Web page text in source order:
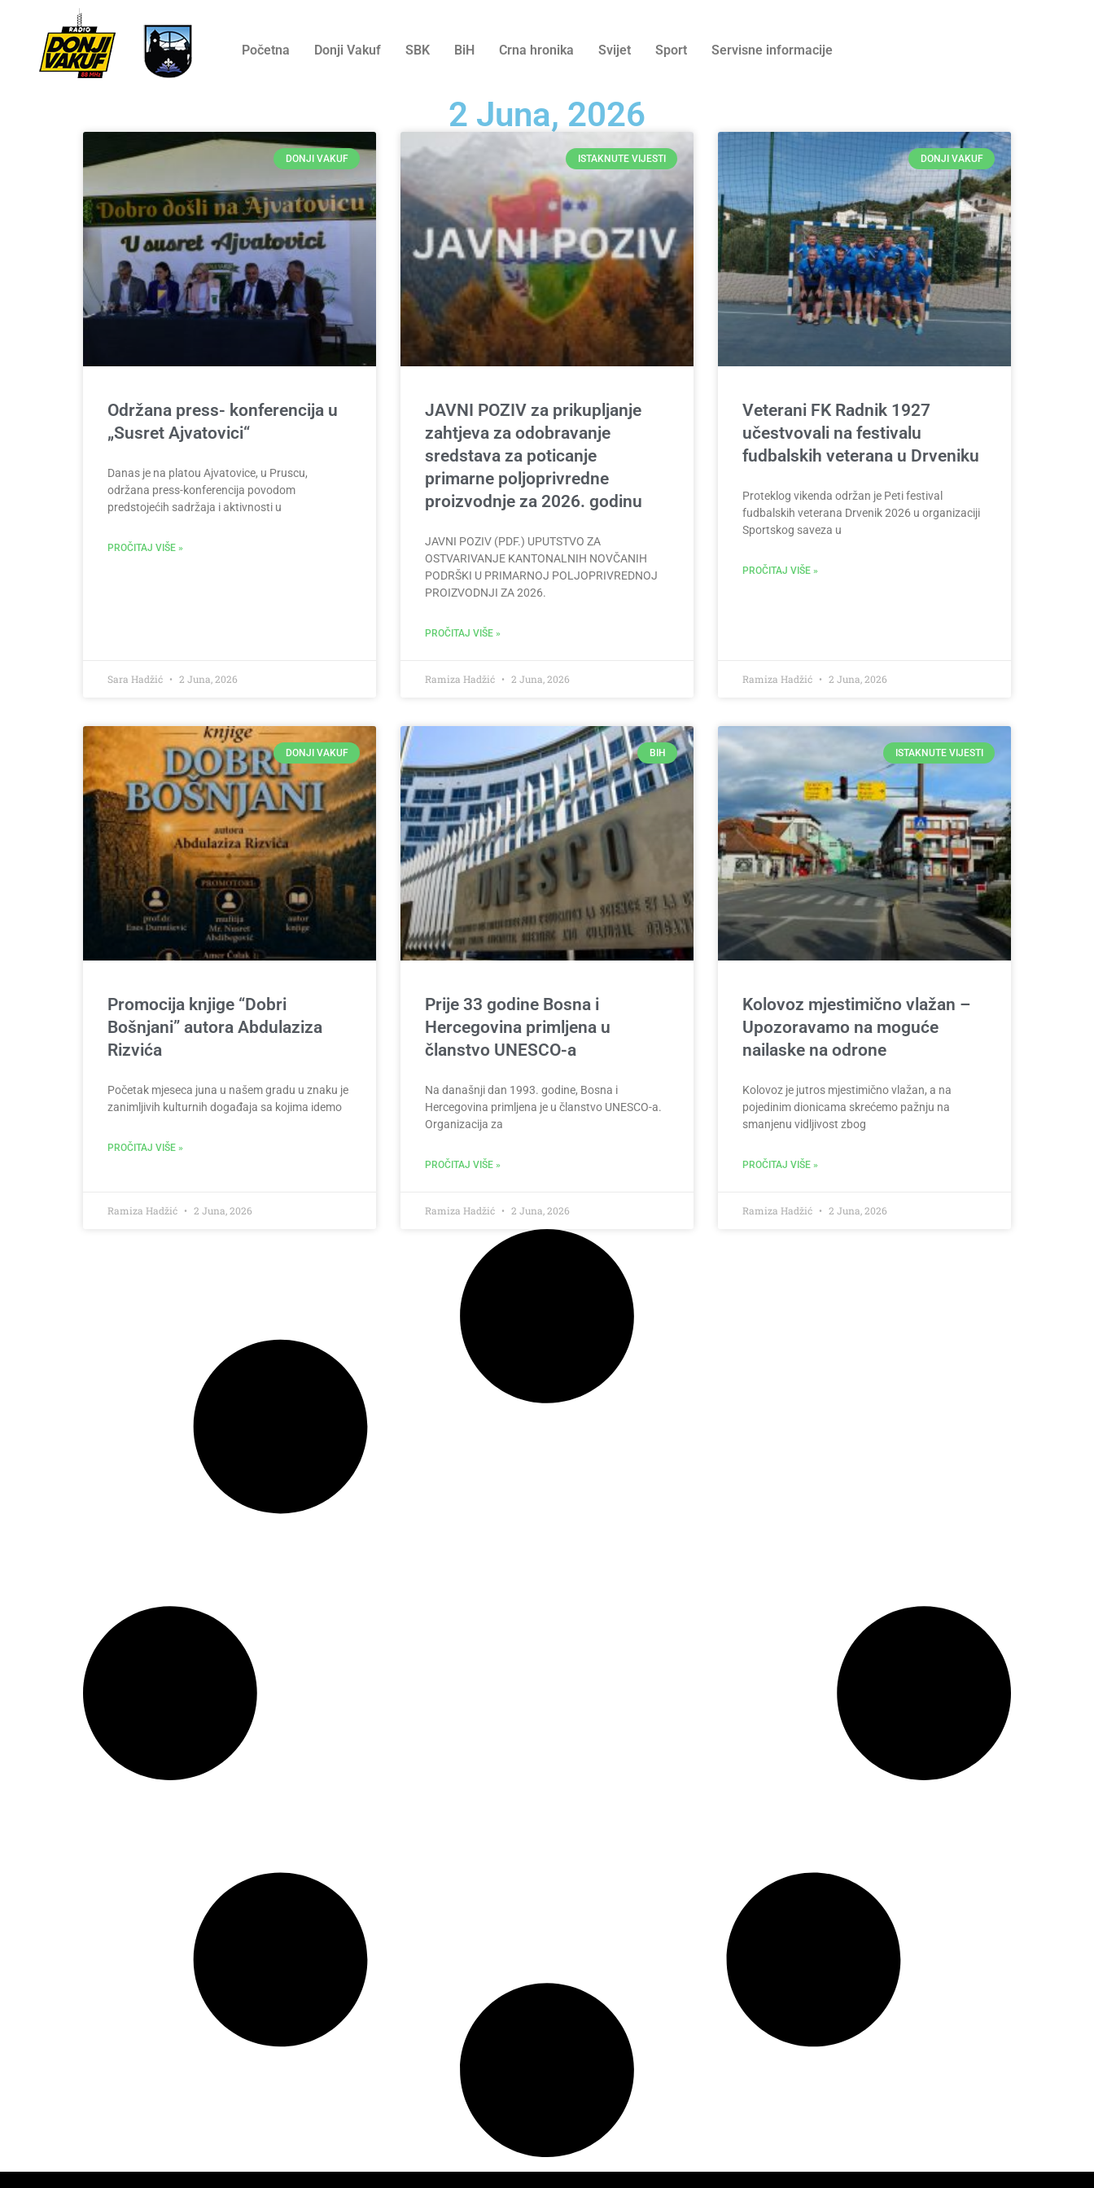
Početna Donji Vakuf SBK BiH Crna hronika Svijet Sport Servisne informacije
2 Juna, 2026
DONJI VAKUF
Održana press- konferencija u
„Susret Ajvatovici“
Danas je na platou Ajvatovice, u Pruscu,
održana press-konferencija povodom
predstojećih sadržaja i aktivnosti u
PROČITAJ VIŠE »
Sara Hadžić 2 Juna, 2026
ISTAKNUTE VIJESTI
JAVNI POZIV za prikupljanje
zahtjeva za odobravanje
sredstava za poticanje
primarne poljoprivredne
proizvodnje za 2026. godinu
JAVNI POZIV (PDF.) UPUTSTVO ZA
OSTVARIVANJE KANTONALNIH NOVČANIH
PODRŠKI U PRIMARNOJ POLJOPRIVREDNOJ
PROIZVODNJI ZA 2026.
PROČITAJ VIŠE »
Ramiza Hadžić 2 Juna, 2026
DONJI VAKUF
Veterani FK Radnik 1927
učestvovali na festivalu
fudbalskih veterana u Drveniku
Proteklog vikenda održan je Peti festival
fudbalskih veterana Drvenik 2026 u organizaciji
Sportskog saveza u
PROČITAJ VIŠE »
Ramiza Hadžić 2 Juna, 2026
DONJI VAKUF
Promocija knjige “Dobri
Bošnjani” autora Abdulaziza
Rizvića
Početak mjeseca juna u našem gradu u znaku je
zanimljivih kulturnih događaja sa kojima idemo
PROČITAJ VIŠE »
Ramiza Hadžić 2 Juna, 2026
BIH
Prije 33 godine Bosna i
Hercegovina primljena u
članstvo UNESCO-a
Na današnji dan 1993. godine, Bosna i
Hercegovina primljena je u članstvo UNESCO-a.
Organizacija za
PROČITAJ VIŠE »
Ramiza Hadžić 2 Juna, 2026
ISTAKNUTE VIJESTI
Kolovoz mjestimično vlažan –
Upozoravamo na moguće
nailaske na odrone
Kolovoz je jutros mjestimično vlažan, a na
pojedinim dionicama skrećemo pažnju na
smanjenu vidljivost zbog
PROČITAJ VIŠE »
Ramiza Hadžić 2 Juna, 2026